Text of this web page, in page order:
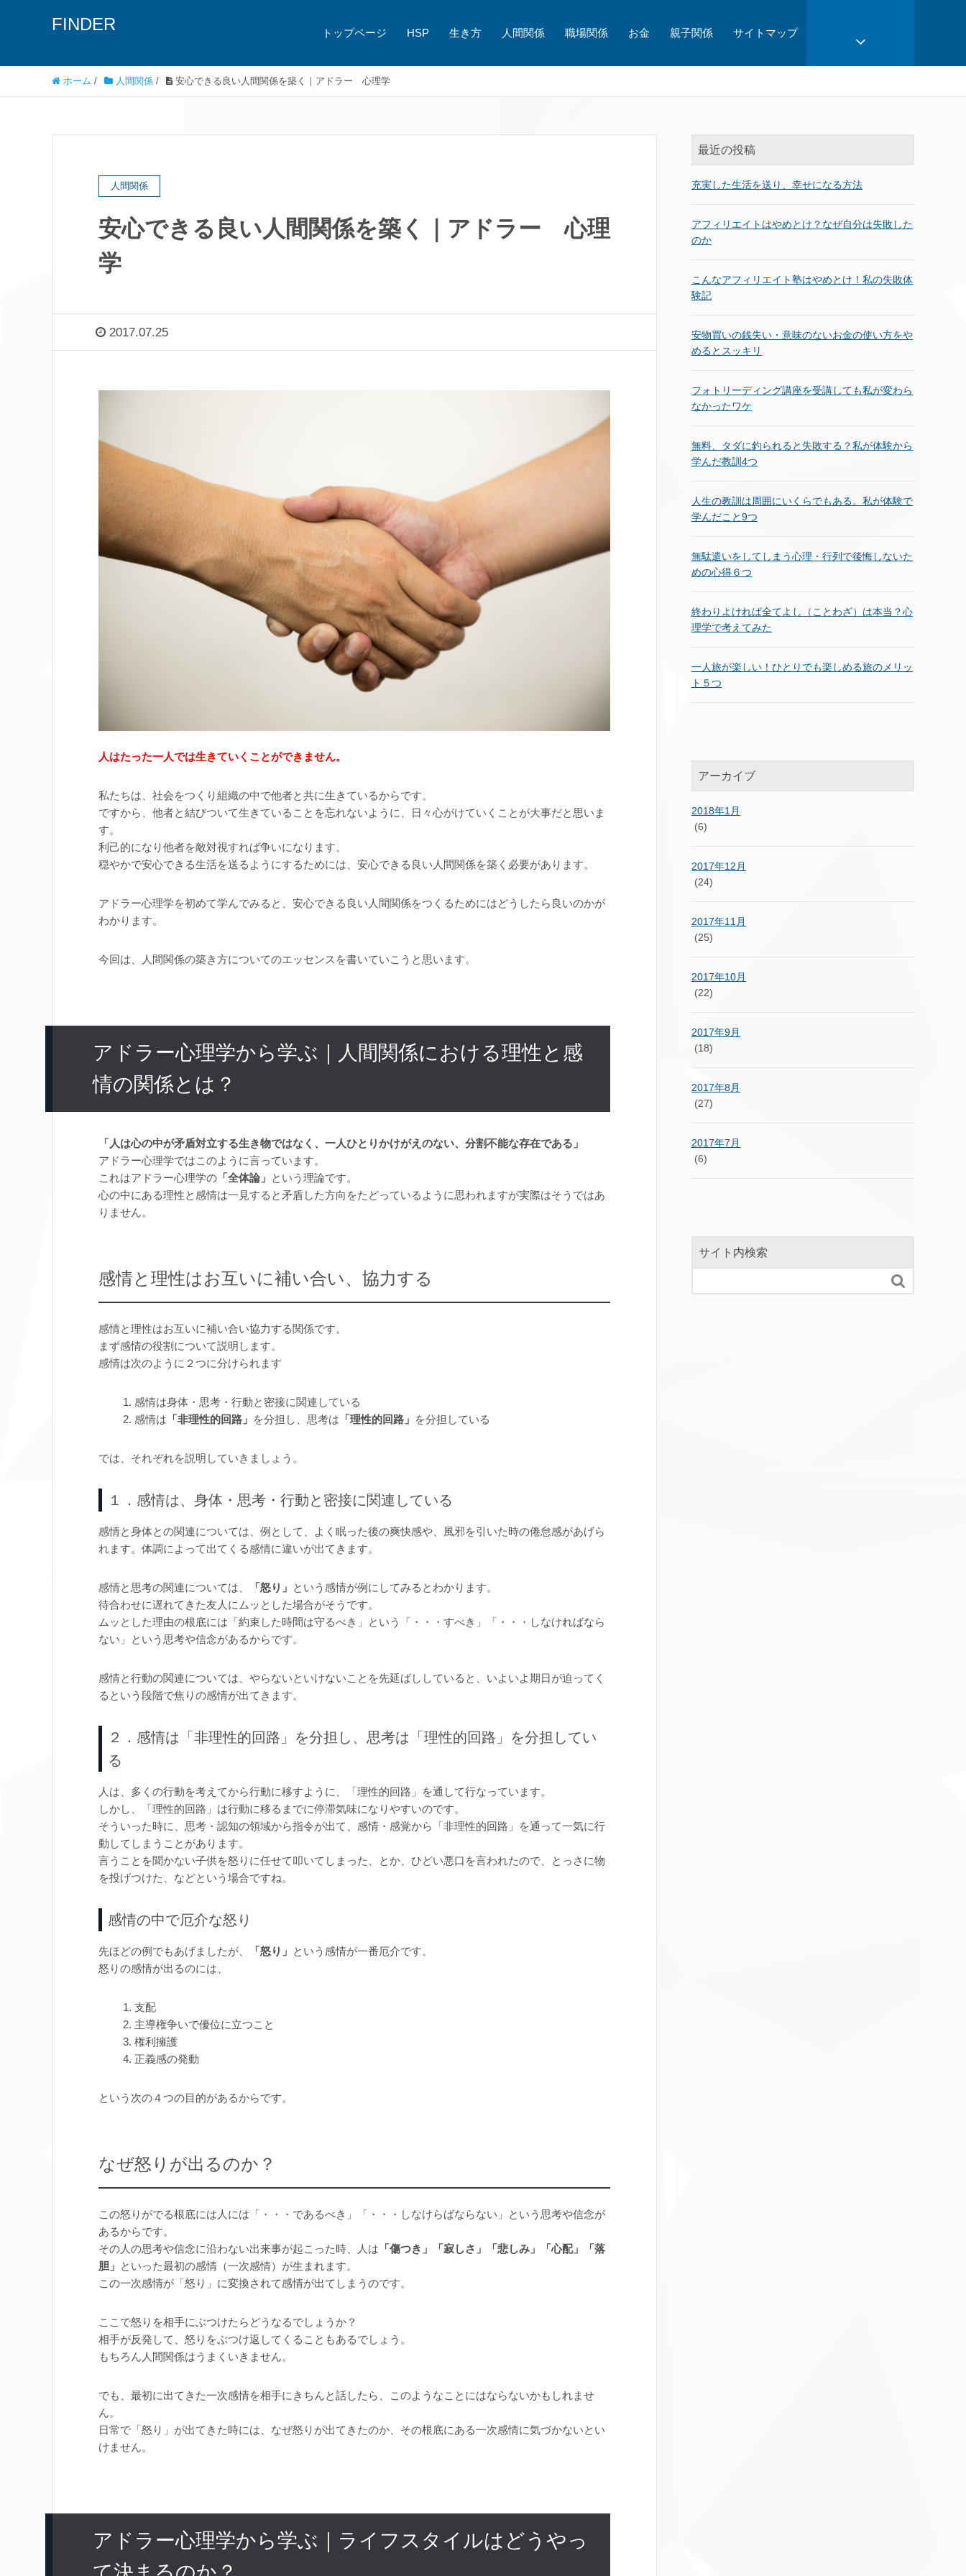
FINDER トップページ HSP 生き方 人間関係 職場関係 お金 親子関係 サイトマップ
ホーム / 人間関係 / 安心できる良い人間関係を築く｜アドラー 心理学
人間関係
安心できる良い人間関係を築く｜アドラー 心理
学
2017.07.25
人はたった一人では生きていくことができません。
私たちは、社会をつくり組織の中で他者と共に生きているからです。
ですから、他者と結びついて生きていることを忘れないように、日々心がけていくことが大事だと思いま
す。
利己的になり他者を敵対視すれば争いになります。
穏やかで安心できる生活を送るようにするためには、安心できる良い人間関係を築く必要があります。
アドラー心理学を初めて学んでみると、安心できる良い人間関係をつくるためにはどうしたら良いのかが
わかります。
今回は、人間関係の築き方についてのエッセンスを書いていこうと思います。
アドラー心理学から学ぶ｜人間関係における理性と感
情の関係とは？
「人は心の中が矛盾対立する生き物ではなく、一人ひとりかけがえのない、分割不能な存在である」
アドラー心理学ではこのように言っています。
これはアドラー心理学の 「全体論」 という理論です。
心の中にある理性と感情は一見すると矛盾した方向をたどっているように思われますが実際はそうではあ
りません。
感情と理性はお互いに補い合い、協力する
感情と理性はお互いに補い合い協力する関係です。
まず感情の役割について説明します。
感情は次のように２つに分けられます
感情は身体・思考・行動と密接に関連している
感情は 「非理性的回路」 を分担し、思考は 「理性的回路」 を分担している
では、それぞれを説明していきましょう。
１．感情は、身体・思考・行動と密接に関連している
感情と身体との関連については、例として、よく眠った後の爽快感や、風邪を引いた時の倦怠感があげら
れます。体調によって出てくる感情に違いが出てきます。
感情と思考の関連については、 「怒り」 という感情が例にしてみるとわかります。
待合わせに遅れてきた友人にムッとした場合がそうです。
ムッとした理由の根底には「約束した時間は守るべき」という「・・・すべき」「・・・しなければなら
ない」という思考や信念があるからです。
感情と行動の関連については、やらないといけないことを先延ばししていると、いよいよ期日が迫ってく
るという段階で焦りの感情が出てきます。
２．感情は「非理性的回路」を分担し、思考は「理性的回路」を分担してい
る
人は、多くの行動を考えてから行動に移すように、「理性的回路」を通して行なっています。
しかし、「理性的回路」は行動に移るまでに停滞気味になりやすいのです。
そういった時に、思考・認知の領域から指令が出て、感情・感覚から「非理性的回路」を通って一気に行
動してしまうことがあります。
言うことを聞かない子供を怒りに任せて叩いてしまった、とか、ひどい悪口を言われたので、とっさに物
を投げつけた、などという場合ですね。
感情の中で厄介な怒り
先ほどの例でもあげましたが、 「怒り」 という感情が一番厄介です。
怒りの感情が出るのには、
支配
主導権争いで優位に立つこと
権利擁護
正義感の発動
という次の４つの目的があるからです。
なぜ怒りが出るのか？
この怒りがでる根底には人には「・・・であるべき」「・・・しなけらばならない」という思考や信念が
あるからです。
その人の思考や信念に沿わない出来事が起こった時、人は 「傷つき」「寂しさ」「悲しみ」「心配」「落
胆」 といった最初の感情（一次感情）が生まれます。
この一次感情が「怒り」に変換されて感情が出てしまうのです。
ここで怒りを相手にぶつけたらどうなるでしょうか？
相手が反発して、怒りをぶつけ返してくることもあるでしょう。
もちろん人間関係はうまくいきません。
でも、最初に出てきた一次感情を相手にきちんと話したら、このようなことにはならないかもしれませ
ん。
日常で「怒り」が出てきた時には、なぜ怒りが出てきたのか、その根底にある一次感情に気づかないとい
けません。
アドラー心理学から学ぶ｜ライフスタイルはどうやっ
最近の投稿
充実した生活を送り、幸せになる方法
アフィリエイトはやめとけ？なぜ自分は失敗した
のか
こんなアフィリエイト塾はやめとけ！私の失敗体
験記
安物買いの銭失い・意味のないお金の使い方をや
めるとスッキリ
フォトリーディング講座を受講しても私が変わら
なかったワケ
無料、タダに釣られると失敗する？私が体験から
学んだ教訓4つ
人生の教訓は周囲にいくらでもある。私が体験で
学んだこと9つ
無駄遣いをしてしまう心理・行列で後悔しないた
めの心得６つ
終わりよければ全てよし（ことわざ）は本当？心
理学で考えてみた
一人旅が楽しい！ひとりでも楽しめる旅のメリッ
ト５つ
アーカイブ
2018年1月
(6)
2017年12月
(24)
2017年11月
(25)
2017年10月
(22)
2017年9月
(18)
2017年8月
(27)
2017年7月
(6)
サイト内検索
